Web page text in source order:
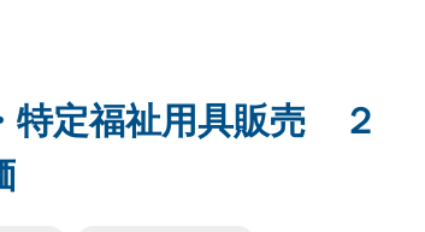
特定福祉用具販売 ２